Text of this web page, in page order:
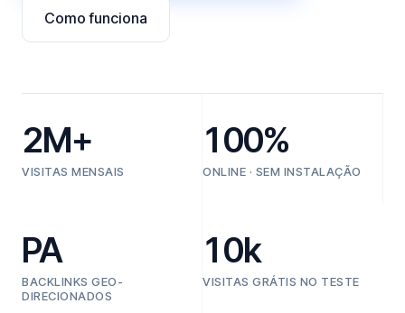
Como funciona
2M+
VISITAS MENSAIS
100%
ONLINE · SEM INSTALAÇÃO
PA
BACKLINKS GEO-
DIRECIONADOS
10k
VISITAS GRÁTIS NO TESTE